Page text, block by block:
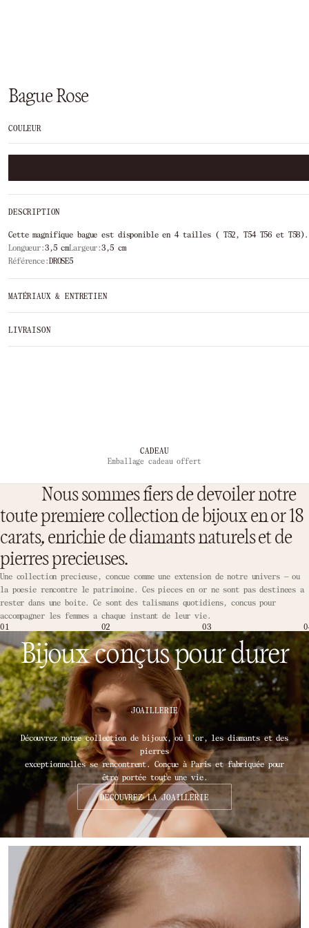
Bague Rose
COULEUR
DESCRIPTION
Cette magnifique bague est disponible en 4 tailles ( T52, T54 T56 et
Longueur:3,5 cmLargeur:3,5 cm
Référence:DROSE5
MATÉRIAUX & ENTRETIEN
LIVRAISON
CADEAU
Emballage cadeau offert
Nous sommes fiers de devoiler notre
toute premiere collection de bijoux en or 18
carats, enrichie de diamants naturels et de
pierres precieuses.
Une collection precieuse, concue comme une extension de notre univers — ou
la poesie rencontre le patrimoine. Ces pieces en or ne sont pas destinees a
rester dans une boite. Ce sont des talismans quotidiens, concus pour
accompagner les femmes a chaque instant de leur vie.
01
02 03
Bijoux conçus pour durer
JOAILLERIE
Découvrez notre collection de bijoux, où l'or, les diamants et des
pierres
exceptionnelles se rencontrent. Conçue à Paris et fabriquée pour
être portée toute une vie.
DECOUVREZ LA JOAILLERIE